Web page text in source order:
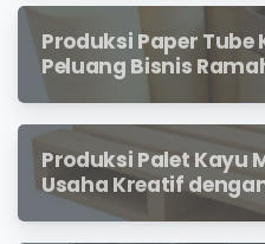
Produksi Paper Tube
Peluang Bisnis
Produksi Palet Kayu
Usaha Kreatif
Terjangkau dan